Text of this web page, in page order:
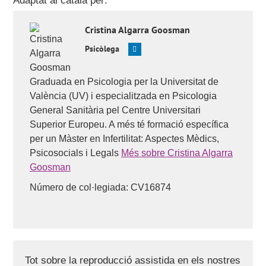
Early cleavage is a valuable addition to existing embryo
transfers. Hum Reprod 2004, 19:2103–2108.
Wong C, Chen AA, Behr B, Shen S: Time-lapse
microscopy and image analysis in basic and clinical
embryo development research. Reprod Biomed Online
2013, 26:120–129.
Preguntes dels usuaris:'Quins són els avantatges dels
incubadors Time-Lapse?', 'Hi ha diferències en les taxes
d'èxit entre els incubadors amb el sistema “time-lapse”
incorporat i els sistemes d'imatge independents?','Puc
veure el vídeo dels meus embrions?','Si en el vídeo veieu
que un embrió és de mala qualitat, no es transfereix?'i'És
més car conrear els meus embrions en aquests
Cristina Algarra Goosman
Psicòlega
Graduada en Psicologia per la Universitat de
València (UV) i especialitzada en Psicologia
General Sanitària pel Centre Universitari
Superior Europeu. A més té formació específica
per un Màster en Infertilitat: Aspectes Mèdics,
Psicosocials i Legals Més sobre Cristina Algarra
Goosman
Número de col·legiada: CV16874
Tot sobre la reproducció assistida en els nostres